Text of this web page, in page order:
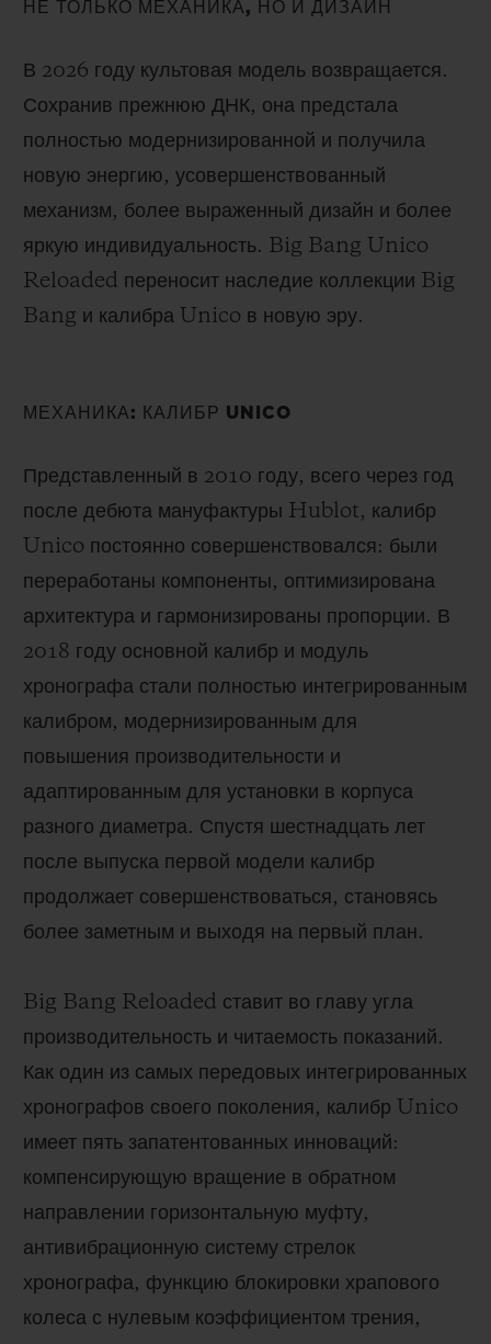
НЕ ТОЛЬКО МЕХАНИКА, НО И ДИЗАЙН
В 2026 году культовая модель возвращается.
Сохранив прежнюю ДНК, она предстала
полностью модернизированной и получила
новую энергию, усовершенствованный
механизм, более выраженный дизайн и более
яркую индивидуальность. Big Bang Unico
Reloaded переносит наследие коллекции Big
Bang и калибра Unico в новую эру.
МЕХАНИКА: КАЛИБР UNICO
Представленный в 2010 году, всего через год
после дебюта мануфактуры Hublot, калибр
Unico постоянно совершенствовался: были
переработаны компоненты, оптимизирована
архитектура и гармонизированы пропорции. В
2018 году основной калибр и модуль
хронографа стали полностью интегрированным
калибром, модернизированным для
повышения производительности и
адаптированным для установки в корпуса
разного диаметра. Спустя шестнадцать лет
после выпуска первой модели калибр
продолжает совершенствоваться, становясь
более заметным и выходя на первый план.
Big Bang Reloaded ставит во главу угла
производительность и читаемость показаний.
Как один из самых передовых интегрированных
хронографов своего поколения, калибр Unico
имеет пять запатентованных инноваций:
компенсирующую вращение в обратном
направлении горизонтальную муфту,
антивибрационную систему стрелок
хронографа, функцию блокировки храпового
колеса с нулевым коэффициентом трения,